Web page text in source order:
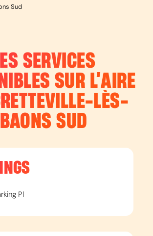
Sud
SERVICES
SUR L’AIRE
LÈS-
BAONS SUD
Pl